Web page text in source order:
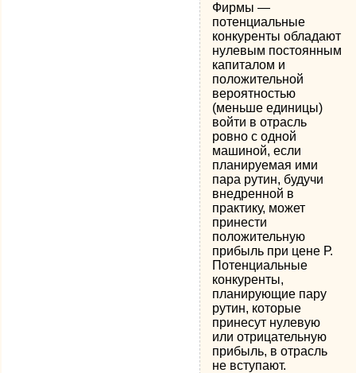
Фирмы —
потенциальные
конкуренты обладают
нулевым постоянным
капиталом и
положительной
вероятностью
(меньше единицы)
войти в отрасль
ровно с одной
машиной, если
планируемая ими
пара рутин, будучи
внедренной в
практику, может
принести
положительную
прибыль при цене Р.
Потенциальные
конкуренты,
планирующие пару
рутин, которые
принесут нулевую
или отрицательную
прибыль, в отрасль
не вступают.